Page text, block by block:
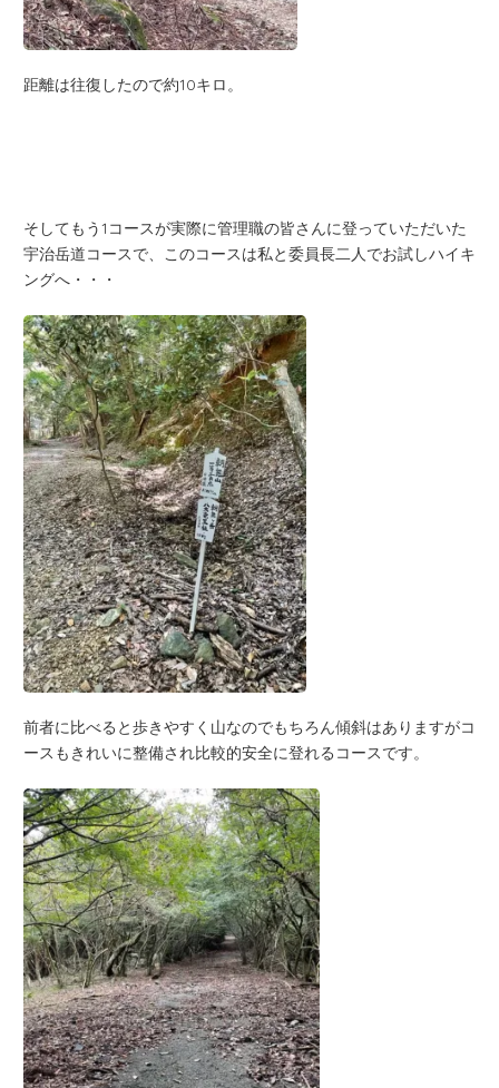
距離は往復したので約10キロ。
そしてもう1コースが実際に管理職の皆さんに登っていただいた
宇治岳道コースで、このコースは私と委員長二人でお試しハイキ
ングへ・・・
前者に比べると歩きやすく山なのでもちろん傾斜はありますがコ
ースもきれいに整備され比較的安全に登れるコースです。